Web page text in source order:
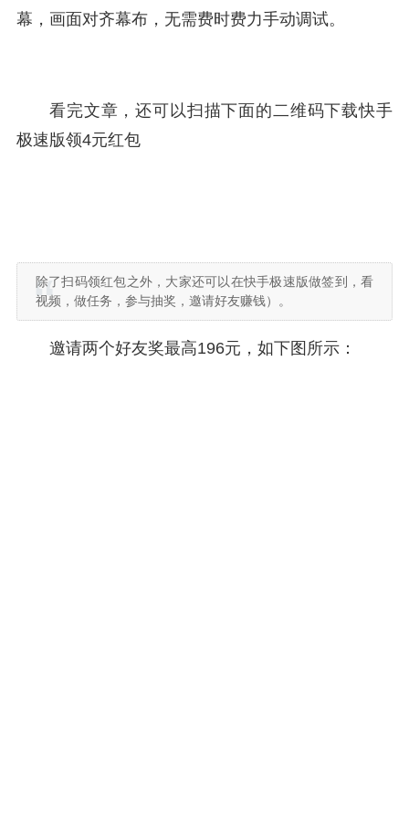
幕，画面对齐幕布，无需费时费力手动调试。
看完文章，还可以扫描下面的二维码下载快手
极速版领4元红包
除了扫码领红包之外，大家还可以在快手极速版做签到，看
视频，做任务，参与抽奖，邀请好友赚钱）。
邀请两个好友奖最高196元，如下图所示：